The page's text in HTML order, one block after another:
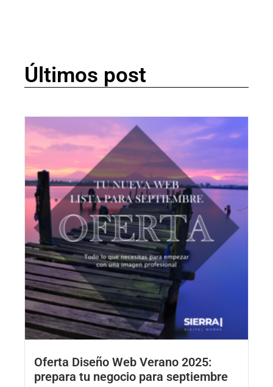
Últimos post
Oferta Diseño Web Verano 2025:
prepara tu negocio para septiembre